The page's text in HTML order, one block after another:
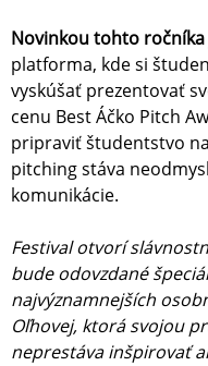
Novinkou tohto
platforma, kde si
vyskúšať prezentovať
cenu Best Áčko Pitch
pripraviť študentstvo
pitching stáva
komunikácie.
Festival otvorí
bude odovzdané
najvýznamnejších
Oľhovej, ktorá svojou
neprestáva inšpirovať